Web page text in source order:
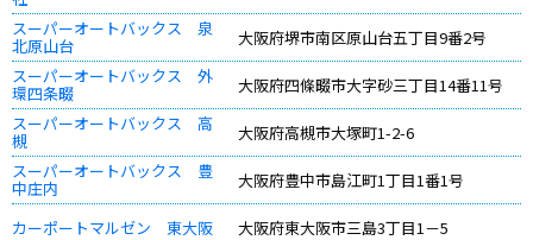
スーパーオートバックス 泉
北原山台
大阪府堺市南区原山台五丁目9番2号
スーパーオートバックス 外
環四条畷
大阪府四條畷市大字砂三丁目14番11号
スーパーオートバックス 高
槻
大阪府高槻市大塚町1-2-6
スーパーオートバックス 豊
中庄内 大阪府豊中市島江町1丁目1番1号
カーポートマルゼン 東大阪
大阪府東大阪市三島3丁目1－5